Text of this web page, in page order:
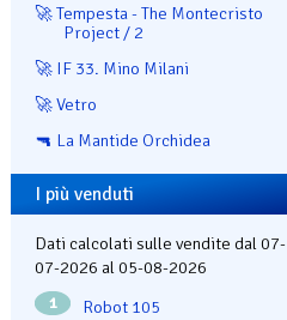
🚀 Tempesta - The Montecristo
Project / 2
🚀 IF 33. Mino Milani
🚀 Vetro
🔫 La Mantide Orchidea
I più venduti
Dati calcolati sulle vendite dal 07-
07-2026 al 05-08-2026
1 Robot 105